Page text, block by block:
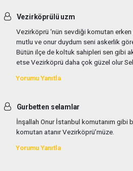
Vezirköprülü uzm
Vezirköprü ‘nün sevdiği komutan erken
mutlu ve onur duydum seni askerlik
Bütün ilçe de koltuk sahipleri sen gibi
etse Vezirköprü daha çok güzel olur
Yorumu Yanıtla
Gurbetten selamlar
İnşallah Onur İstanbul komutanım gibi
komutan atanır Vezirköprü’müze.
Yorumu Yanıtla